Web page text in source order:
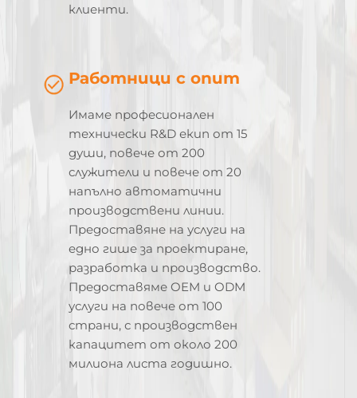
клиенти.
Работници с опит
Имаме професионален
технически R&D екип от 15
души, повече от 200
служители и повече от 20
напълно автоматични
производствени линии.
Предоставяне на услуги на
едно гише за проектиране,
разработка и производство.
Предоставяме OEM и ODM
услуги на повече от 100
страни, с производствен
капацитет от около 200
милиона листа годишно.